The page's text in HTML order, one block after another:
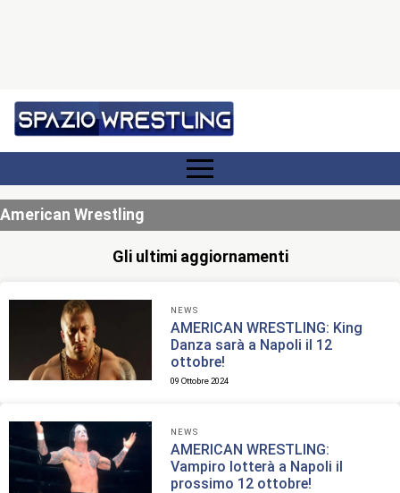
American Wrestling
Gli ultimi aggiornamenti
NEWS
AMERICAN WRESTLING: King
Danza sarà a Napoli il 12
ottobre!
09 Ottobre 2024
NEWS
AMERICAN WRESTLING:
Vampiro lotterà a Napoli il
prossimo 12 ottobre!